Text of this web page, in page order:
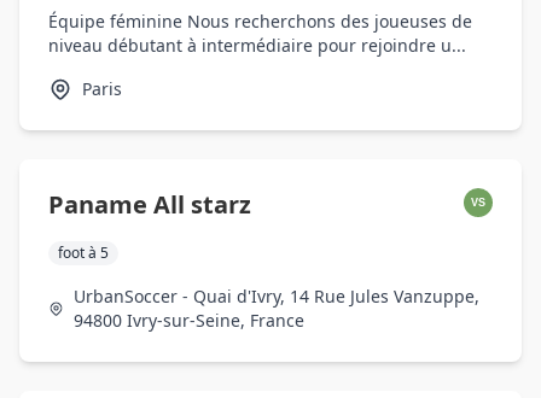
Équipe féminine Nous recherchons des joueuses de
niveau débutant à intermédiaire pour rejoindre u...
Paris
Paname All starz VS
foot à 5
UrbanSoccer - Quai d'Ivry, 14 Rue Jules Vanzuppe,
94800 Ivry-sur-Seine, France